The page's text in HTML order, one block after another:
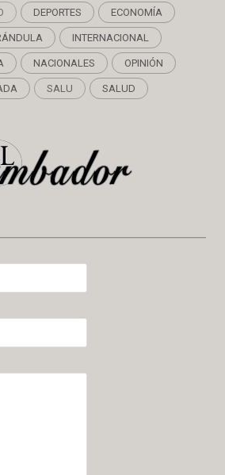
DEPORTES ECONOMÍA
INTERNACIONAL
NACIONALES OPINIÓN
SALU SALUD